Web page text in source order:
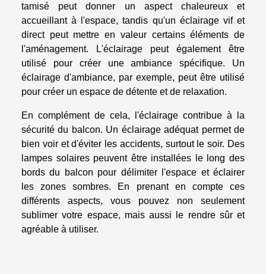
tamisé peut donner un aspect chaleureux et
accueillant à l'espace, tandis qu'un éclairage vif et
direct peut mettre en valeur certains éléments de
l'aménagement. L'éclairage peut également être
utilisé pour créer une ambiance spécifique. Un
éclairage d'ambiance, par exemple, peut être utilisé
pour créer un espace de détente et de relaxation.
En complément de cela, l'éclairage contribue à la
sécurité du balcon. Un éclairage adéquat permet de
bien voir et d'éviter les accidents, surtout le soir. Des
lampes solaires peuvent être installées le long des
bords du balcon pour délimiter l'espace et éclairer
les zones sombres. En prenant en compte ces
différents aspects, vous pouvez non seulement
sublimer votre espace, mais aussi le rendre sûr et
agréable à utiliser.